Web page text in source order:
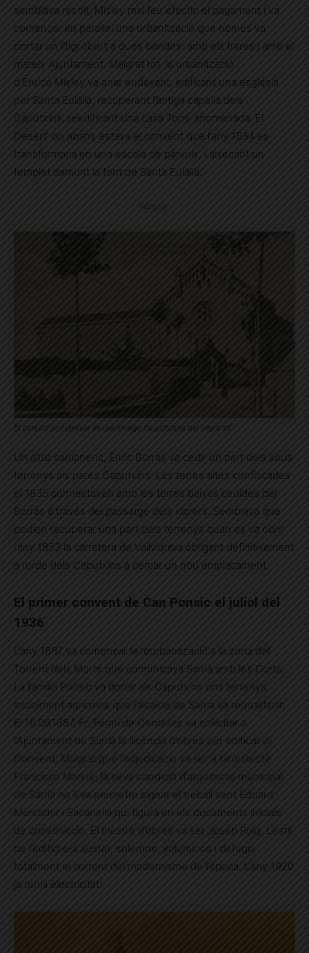
semblava resolt, Misley mai feu efectiu el pagament i va
començar en paral·lel una urbanització que només va
portar un litigi obert a dues bandes: amb els frares i amb el
mateix Ajuntament. Malgrat tot, la urbanització
d’Enrico Misley va anar endavant, edificant una església
per Santa Eulàlia, recuperant l’antiga capella dels
Caputxins, reedificant una casa Torre anomenada ‘El
Desert’ on abans estava el convent que l’any 1884 es
transformaria en una escola de pàrvuls, i aixecant un
templet damunt la font de Santa Eulàlia.
El conjunt conventual en una imatge de principis del segle XX
Un altre sarrianenc, Enric Borràs va cedir un part dels seus
terrenys als pares Caputxins. Les terres altes confiscades
el 1835 connectaven amb les terres baixes cedides per
Borràs a través del passatge dels xiprers. Semblava que
podien recuperar una part dels terrenys quan es va obrir
l’any 1853 la carretera de Vallvidrera obligant definitivament
a l’orde dels Caputxins a cercar un nou emplaçament.
El primer convent de Can Ponsic el juliol del
1936
L’any 1887 va començar la reurbanització a la zona del
Torrent dels Morts que comunicava Sarrià amb les Corts.
La família Ponsic va donar als Caputxins uns terrenys
inicialment agrícoles que l’alcalde de Sarrià va requalificar.
El 16.06.1887, Fr. Fermí de Centelles va sol·licitar a
l’Ajuntament de Sarrià la llicència d’obres per edificar el
Convent. Malgrat que l’adjudicació va ser a l’arquitecte
Francisco Mariné, la seva condició d’arquitecte municipal
de Sarrià no li va permetre signar el treball sent Eduard
Mercader i Sacanella qui figura en els documents inicials
de construcció. El mestre d’obres va ser Josep Roig. L’estil
de l’edifici era auster, solemne, voluminós i defugia
totalment el corrent del modernisme de l’època. L’any 1920
ja tenia electricitat.